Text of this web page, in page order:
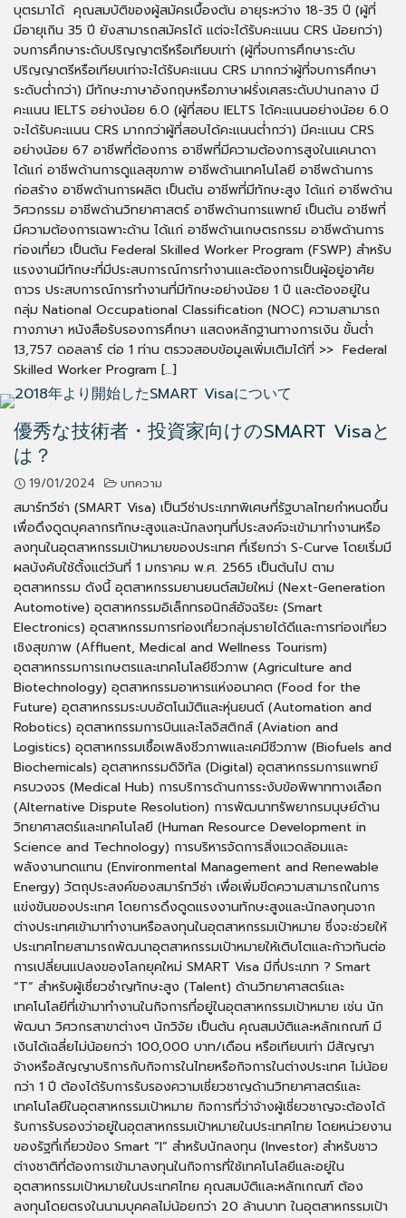
บุตรมาได้ คุณสมบัติของผู้สมัครเบื้องต้น อายุระหว่าง 18-35 ปี (ผู้ที่
มีอายุเกิน 35 ปี ยังสามารถสมัครได้ แต่จะได้รับคะแนน CRS น้อยกว่า)
จบการศึกษาระดับปริญญาตรีหรือเทียบเท่า (ผู้ที่จบการศึกษาระดับ
ปริญญาตรีหรือเทียบเท่าจะได้รับคะแนน CRS มากกว่าผู้ที่จบการศึกษา
ระดับต่ำกว่า) มีทักษะภาษาอังกฤษหรือภาษาฝรั่งเศสระดับปานกลาง มี
คะแนน IELTS อย่างน้อย 6.0 (ผู้ที่สอบ IELTS ได้คะแนนอย่างน้อย 6.0
จะได้รับคะแนน CRS มากกว่าผู้ที่สอบได้คะแนนต่ำกว่า) มีคะแนน CRS
อย่างน้อย 67 อาชีพที่ต้องการ อาชีพที่มีความต้องการสูงในแคนาดา
ได้แก่ อาชีพด้านการดูแลสุขภาพ อาชีพด้านเทคโนโลยี อาชีพด้านการ
ก่อสร้าง อาชีพด้านการผลิต เป็นต้น อาชีพที่มีทักษะสูง ได้แก่ อาชีพด้าน
วิศวกรรม อาชีพด้านวิทยาศาสตร์ อาชีพด้านการแพทย์ เป็นต้น อาชีพที่
มีความต้องการเฉพาะด้าน ได้แก่ อาชีพด้านเกษตรกรรม อาชีพด้านการ
ท่องเที่ยว เป็นต้น Federal Skilled Worker Program (FSWP) สำหรับ
แรงงานมีทักษะที่มีประสบการณ์การทำงานและต้องการเป็นผู้อยู่อาศัย
ถาวร ประสบการณ์การทำงานที่มีทักษะอย่างน้อย 1 ปี และต้องอยู่ใน
กลุ่ม National Occupational Classification (NOC) ความสามารถ
ทางภาษา หนังสือรับรองการศึกษา แสดงหลักฐานทางการเงิน ขั้นต่ำ
13,757 ดอลลาร์ ต่อ 1 ท่าน ตรวจสอบข้อมูลเพิ่มเติมได้ที่ >> Federal
Skilled Worker Program […]
優秀な技術者・投資家向けのSMART Visaと
は？
19/01/2024 บทความ
สมาร์ทวีซ่า (SMART Visa) เป็นวีซ่าประเภทพิเศษที่รัฐบาลไทยกำหนดขึ้น
เพื่อดึงดูดบุคลากรทักษะสูงและนักลงทุนที่ประสงค์จะเข้ามาทำงานหรือ
ลงทุนในอุตสาหกรรมเป้าหมายของประเทศ ที่เรียกว่า S-Curve โดยเริ่มมี
ผลบังคับใช้ตั้งแต่วันที่ 1 มกราคม พ.ศ. 2565 เป็นต้นไป ตาม
อุตสาหกรรม ดังนี้ อุตสาหกรรมยานยนต์สมัยใหม่ (Next-Generation
Automotive) อุตสาหกรรมอิเล็กทรอนิกส์อัจฉริยะ (Smart
Electronics) อุตสาหกรรมการท่องเที่ยวกลุ่มรายได้ดีและการท่องเที่ยว
เชิงสุขภาพ (Affluent, Medical and Wellness Tourism)
อุตสาหกรรมการเกษตรและเทคโนโลยีชีวภาพ (Agriculture and
Biotechnology) อุตสาหกรรมอาหารแห่งอนาคต (Food for the
Future) อุตสาหกรรมระบบอัตโนมัติและหุ่นยนต์ (Automation and
Robotics) อุตสาหกรรมการบินและโลจิสติกส์ (Aviation and
Logistics) อุตสาหกรรมเชื้อเพลิงชีวภาพและเคมีชีวภาพ (Biofuels and
Biochemicals) อุตสาหกรรมดิจิทัล (Digital) อุตสาหกรรมการแพทย์
ครบวงจร (Medical Hub) การบริการด้านการระงับข้อพิพาททางเลือก
(Alternative Dispute Resolution) การพัฒนาทรัพยากรมนุษย์ด้าน
วิทยาศาสตร์และเทคโนโลยี (Human Resource Development in
Science and Technology) การบริหารจัดการสิ่งแวดล้อมและ
พลังงานทดแทน (Environmental Management and Renewable
Energy) วัตถุประสงค์ของสมาร์ทวีซ่า เพื่อเพิ่มขีดความสามารถในการ
แข่งขันของประเทศ โดยการดึงดูดแรงงานทักษะสูงและนักลงทุนจาก
ต่างประเทศเข้ามาทำงานหรือลงทุนในอุตสาหกรรมเป้าหมาย ซึ่งจะช่วยให้
ประเทศไทยสามารถพัฒนาอุตสาหกรรมเป้าหมายให้เติบโตและก้าวทันต่อ
การเปลี่ยนแปลงของโลกยุคใหม่ SMART Visa มีกี่ประเภท ? Smart
“T” สำหรับผู้เชี่ยวชำญทักษะสูง (Talent) ด้านวิทยาศาสตร์และ
เทคโนโลยีที่เข้ามาทำงานในกิจการที่อยู่ในอุตสาหกรรมเป้าหมาย เช่น นัก
พัฒนา วิศวกรสาขาต่างๆ นักวิจัย เป็นต้น คุณสมบัติและหลักเกณฑ์ มี
เงินได้เฉลี่ยไม่น้อยกว่า 100,000 บาท/เดือน หรือเทียบเท่า มีสัญญา
จ้างหรือสัญญาบริการกับกิจการในไทยหรือกิจการในต่างประเทศ ไม่น้อย
กว่า 1 ปี ต้องได้รับการรับรองความเชี่ยวชาญด้านวิทยาศาสตร์และ
เทคโนโลยีในอุตสาหกรรมเป้าหมาย กิจการที่ว่าจ้างผู้เชี่ยวชาญจะต้องได้
รับการรับรองว่าอยู่ในอุตสาหกรรมเป้าหมายในประเทศไทย โดยหน่วยงาน
ของรัฐที่เกี่ยวข้อง Smart “I” สำหรับนักลงทุน (Investor) สำหรับชาว
ต่างชาติที่ต้องการเข้ามาลงทุนในกิจการที่ใช้เทคโนโลยีและอยู่ใน
อุตสาหกรรมเป้าหมายในประเทศไทย คุณสมบัติและหลักเกณฑ์ ต้อง
ลงทุนโดยตรงในนามบุคคลไม่น้อยกว่า 20 ล้านบาท ในอุตสาหกรรมเป้า